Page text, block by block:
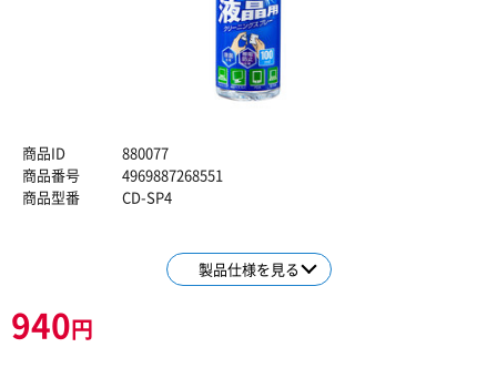
商品ID
880077
商品番号
4969887268551
商品型番
CD-SP4
製品仕様を見る
940円